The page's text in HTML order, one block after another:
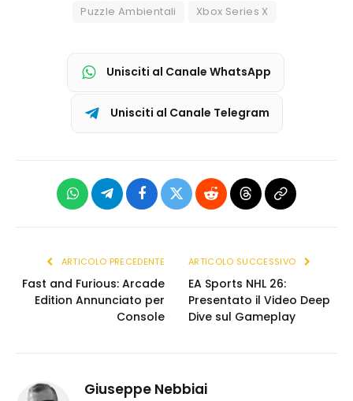
Puzzle Ambientali
Xbox Series X
Unisciti al Canale WhatsApp
Unisciti al Canale Telegram
WhatsAppTelegramFacebook
X
Reddit ThreadsCopia
ARTICOLO PRECEDENTE
Fast and Furious: Arcade
Edition Annunciato per
Console
ARTICOLO SUCCESSIVO
EA Sports NHL 26:
Presentato il Video Deep
Dive sul Gameplay
Giuseppe Nebbiai